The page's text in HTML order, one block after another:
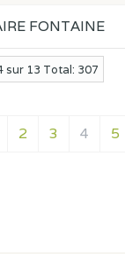
sur 13 Total: 307
2 3 4 5
FONTAINE